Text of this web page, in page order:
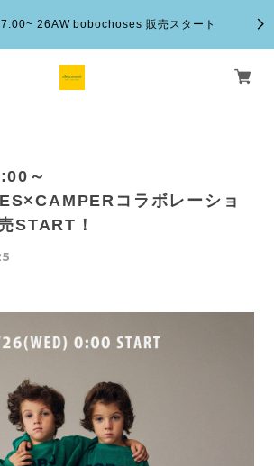
26AW bobochoses 販売スタート
～
コラボレーショ
START！